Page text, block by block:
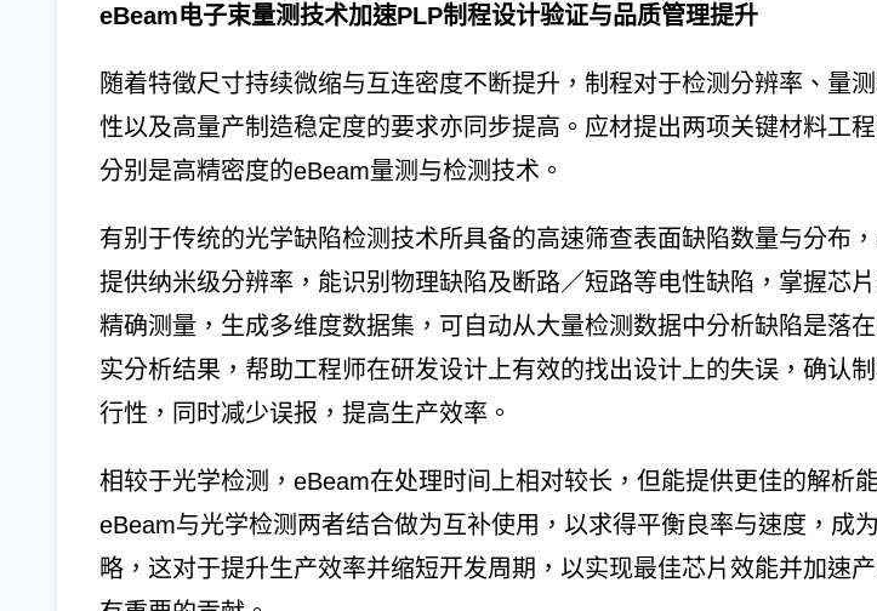
eBeam电子束量测技术加速PLP制程设计验证与品质管理提升
随着特徵尺寸持续微缩与互连密度不断提升，制程对于检测分辨率、量
性以及高量产制造稳定度的要求亦同步提高。应材提出两项关键材料工程
分别是高精密度的eBeam量测与检测技术。
有别于传统的光学缺陷检测技术所具备的高速筛查表面缺陷数量与分布
提供纳米级分辨率，能识别物理缺陷及断路／短路等电性缺陷，掌握芯片
精确测量，生成多维度数据集，可自动从大量检测数据中分析缺陷是落
实分析结果，帮助工程师在研发设计上有效的找出设计上的失误，确认
行性，同时减少误报，提高生产效率。
相较于光学检测，eBeam在处理时间上相对较长，但能提供更佳的解析
eBeam与光学检测两者结合做为互补使用，以求得平衡良率与速度，成
略，这对于提升生产效率并缩短开发周期，以实现最佳芯片效能并加速